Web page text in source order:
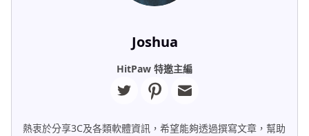
Joshua
HitPaw 特邀主編
熱衷於分享3C及各類軟體資訊，希望能夠透過撰寫文章，幫助